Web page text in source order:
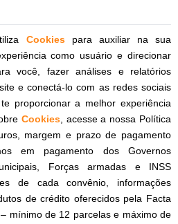
Cookies
para auxiliar na sua
como usuário e direcionar
você, fazer análises e relatórios
e conectá-lo com as redes sociais
proporcionar a melhor experiência
Cookies, acesse a nossa Política
margem e prazo de pagamento
em pagamento dos Governos
Forças armadas e INSS
de cada convênio, informações
de crédito oferecidos pela Facta
mínimo de 12 parcelas e máximo de